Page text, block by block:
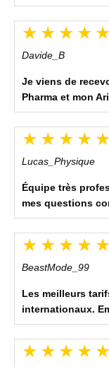
Davide_B
Je viens de
Pharma et mon
Lucas_Physique
Équipe très
mes questions
BeastMode_99
Les meilleurs
internationaux.